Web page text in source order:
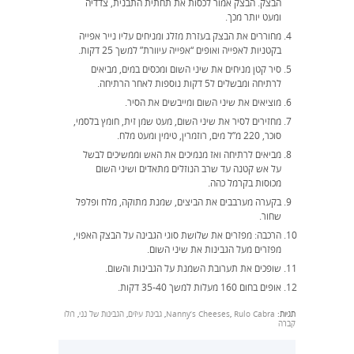
הבצק. הבצק אמור לכסות את תחתית התבנית, צדדיה
ומעט יותר מכך.
מחוררים את הבצק בעזרת מזלג ומניחים עליו נייר אפייה
בקטניות לאפייה ואופים “אפייה עיוורת” למשך 25 דקות.
סיר קטן מניחים את שיני השום ומכסים במים, מביאים
לרתיחה ומבשלים ל5 דקות נוספות לאחר הרתיחה.
מוציאים את שיני השום ומייבשים את הסיר.
מחזירים לסיר את שיני השום, מעט שמן זית, חומץ בלסמי,
סוכר, 220 מ”ל מים, רוזמרין, טימין ומעט מלח.
מביאים לרתיחה ואז מנמיכים את האש וממשיכים לבשל
על אש קטנה עד שרב הנוזלים מתאדים ושיני השום
מכוסות בקרמל כהה.
בקערה מערבבים את הביצים, שמנת מתוקה, מלח ופלפל
שחור.
הרכבה: מפזרים את שלושת סוגי הגבינה על הבצק האפוי,
מפזרים מעל הגבינות את שיני השום.
שופכים את תערובת השמנת על הגבינות והשום.
אופים בחום 160 מעלות למשך 35-40 דקות.
תגיות: Nanny’s Cheeses, Rulo Cabra
, גבינת עיזים, הגבינות של נני, רולו
קברה